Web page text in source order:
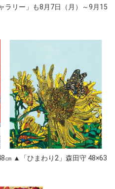
ラリー」も8月7日（月）～9月15
㎝ ▲「ひまわり2」森田守 48×63